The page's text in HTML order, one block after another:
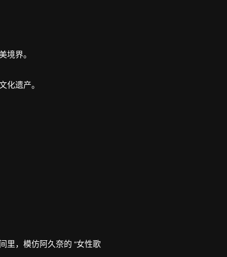
界。
遗产。
里，模仿阿久奈的 “女性歌